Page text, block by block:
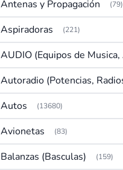
Antenas y Propagación (79)
Aspiradoras (221)
Autos (13680)
Avionetas (83)
Balanzas (Basculas) (159)